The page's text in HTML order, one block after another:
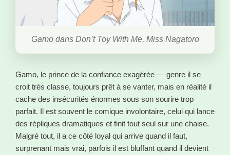
Gamo dans Don’t Toy With Me, Miss Nagatoro
Gamo, le prince de la confiance exagérée — genre il se
croit très classe, toujours prêt à se vanter, mais en réalité il
cache des insécurités énormes sous son sourire trop
parfait. Il est souvent le comique involontaire, celui qui lance
des répliques dramatiques et finit tout seul sur une chaise.
Malgré tout, il a ce côté loyal qui arrive quand il faut,
surprenant mais vrai, parfois il est bluffant quand il devient